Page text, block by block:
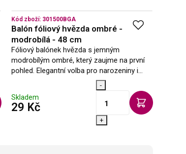
Kód zboží: 301500BGA
Balón fóliový hvězda ombré -
modrobílá - 48 cm
Fóliový balónek hvězda s jemným
modrobílým ombré, který zaujme na první
pohled. Elegantní volba pro narozeniny i
speciální příležitosti. Vybraný balónek Vám
rádi naplníme heliem na naší prodejně,…
Skladem
29 Kčs DPH
-
+